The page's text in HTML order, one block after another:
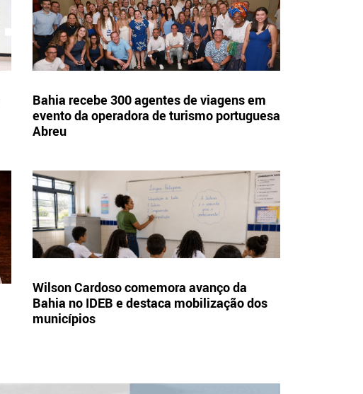
Bahia recebe 300 agentes de viagens em
evento da operadora de turismo portuguesa
Abreu
Wilson Cardoso comemora avanço da
Bahia no IDEB e destaca mobilização dos
municípios